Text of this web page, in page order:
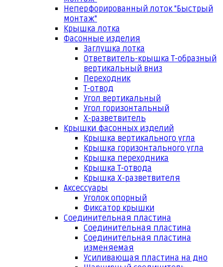
Неперфорированный лоток "Быстрый
монтаж"
Крышка лотка
Фасонные изделия
Заглушка лотка
Ответвитель-крышка Т-образный
вертикальный вниз
Переходник
Т-отвод
Угол вертикальный
Угол горизонтальный
Х-разветвитель
Крышки фасонных изделий
Крышка вертикального угла
Крышка горизонтального угла
Крышка переходника
Крышка Т-отвода
Крышка Х-разветвителя
Аксессуары
Уголок опорный
Фиксатор крышки
Соединительная пластина
Соединительная пластина
Соединительная пластина
изменяемая
Усиливающая пластина на дно